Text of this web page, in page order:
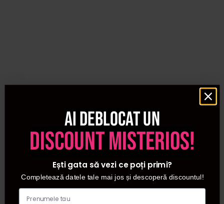
Ai deblocat un
discount misterios!
Ești gata să vezi ce poți primi?
Completează datele tale mai jos și descoperă discountul!